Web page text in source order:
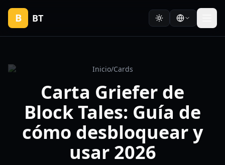
B BT
Inicio/Cards
Carta Griefer de
Block Tales: Guía de
cómo desbloquear y
usar 2026